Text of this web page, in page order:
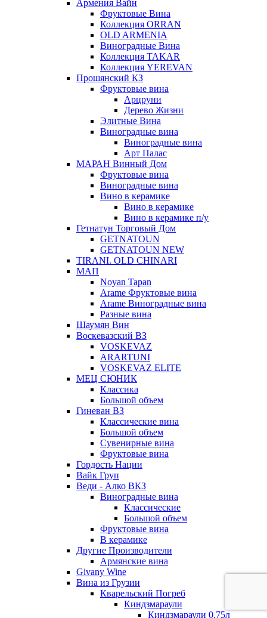
Армения Вайн
Фруктовые Вина
Коллекция ORRAN
OLD ARMENIA
Виноградные Вина
Коллекция TAKAR
Коллекция YEREVAN
Прошянский КЗ
Фруктовые вина
Арцруни
Дерево Жизни
Элитные Вина
Виноградные вина
Виноградные вина
Арт Палас
МАРАН Винный Дом
Фруктовые вина
Виноградные вина
Вино в керамике
Вино в керамике
Вино в керамике п/у
Гетнатун Торговый Дом
GETNATOUN
GETNATOUN NEW
TIRANI. OLD CHINARI
МАП
Noyan Tapan
Arame Фруктовые вина
Arame Виноградные вина
Разные вина
Шаумян Вин
Воскевазский ВЗ
VOSKEVAZ
ARARTUNI
VOSKEVAZ ELITE
МЕЦ СЮНИК
Классика
Большой объем
Гиневан ВЗ
Классические вина
Большой объем
Сувенирные вина
Фруктовые вина
Гордость Нации
Вайк Груп
Веди - Алко ВКЗ
Виноградные вина
Классические
Большой объем
Фруктовые вина
В керамике
Другие Производители
Армянские вина
Givany Wine
Вина из Грузии
Кварельский Погреб
Киндзмараули
Киндзмараули 0,75л